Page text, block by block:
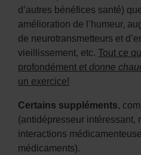
d’autres bénéfices santé)
amélioration de l’humeur,
de neurotransmetteurs et
vieillissement, etc. Tout ce
profondément et donne
un exercice!
Certains suppléments,
(antidépresseur intéressant,
interactions
médicaments).